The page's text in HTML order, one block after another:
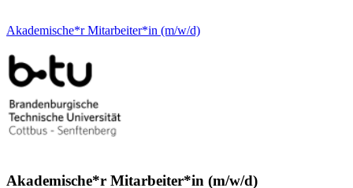
Akademische*r Mitarbeiter*in (m/w/d)
Akademische*r Mitarbeiter*in (m/w/d)